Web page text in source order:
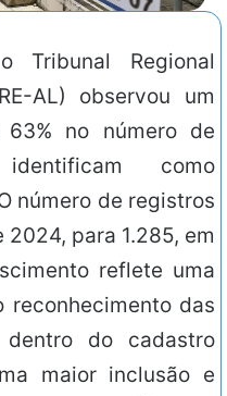
Regional
AL) observou um
63% no número de
como
número de registros
para 1.285, em
reflete uma
das
do cadastro
maior inclusão e